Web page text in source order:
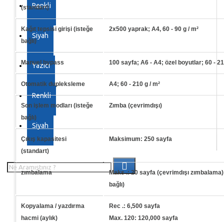
Renkli
Siyah
Yazıcı
Renkli
Siyah
(standart)
Kağıt tepsisi girişi (isteğe
bağlı)
2x500 yaprak; A4, 60 - 90 g / m²
Manuel bypass 100 sayfa; A6 - A4; özel boyutlar; 60 -
Otomatik dupleksleme A4; 60 - 210 g / m²
Son işlem modları (isteğe
bağlı)
Zımba (çevrimdışı)
Çıkış kapasitesi
(standart)
Maksimum: 250 sayfa
zımbalama
Maks .: 20 sayfa (çevrimdışı
bağlı)
Kopyalama / yazdırma
hacmi (aylık)
Rec .: 6,500 sayfa
Max. 120: 120,000 sayfa